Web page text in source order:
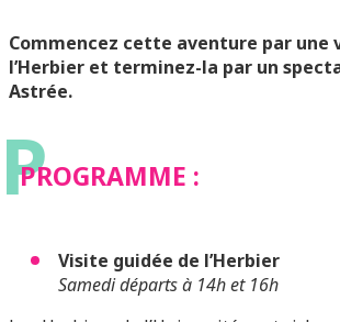
Commencez cette aventure par une
l’Herbier et terminez-la par un
Astrée.
P
PROGRAMME :
Visite guidée de l’Herbier
Samedi départs à 14h et 16h